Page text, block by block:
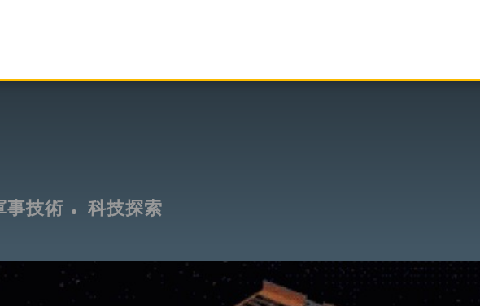
事技術 科技探索